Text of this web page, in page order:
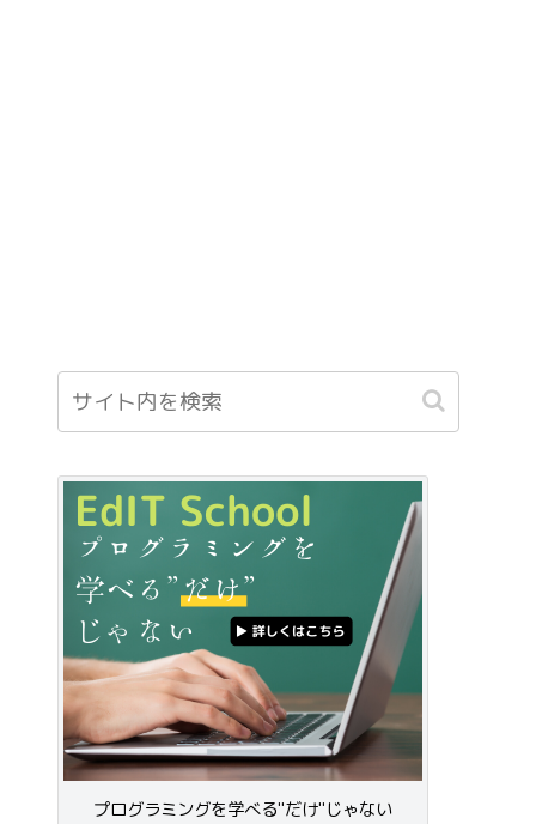
プログラミングを学べる"だけ"じゃない